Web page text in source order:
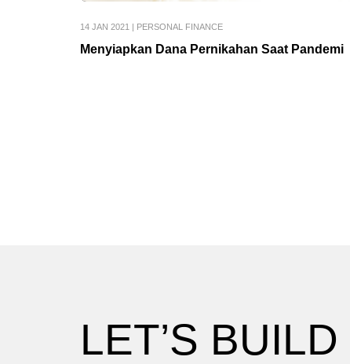
14 JAN 2021 | PERSONAL FINANCE
Menyiapkan Dana Pernikahan Saat Pandemi
LET’S BUILD